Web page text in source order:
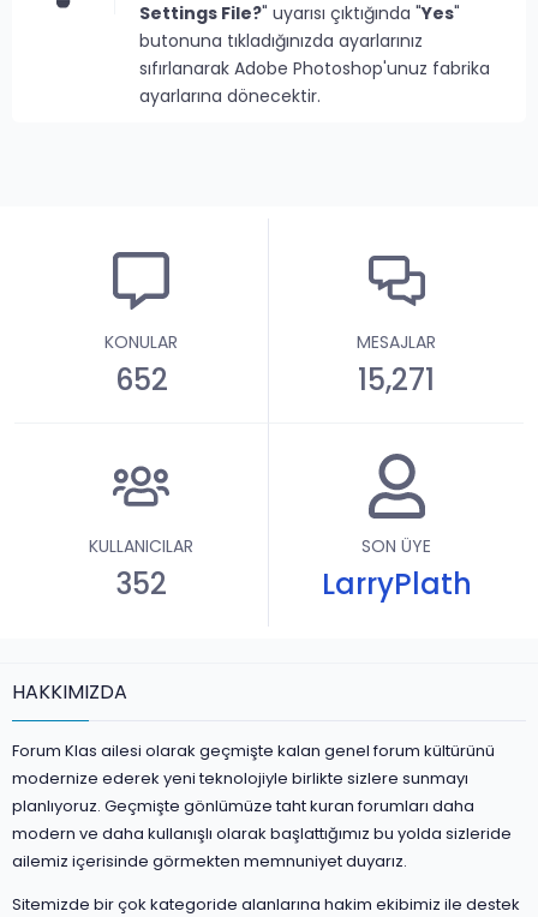
Settings File?" uyarısı çıktığında "Yes"
butonuna tıkladığınızda ayarlarınız
sıfırlanarak Adobe Photoshop'unuz fabrika
ayarlarına dönecektir.
KONULAR
652
MESAJLAR
15,271
KULLANICILAR
352
SON ÜYE
LarryPlath
HAKKIMIZDA
Forum Klas ailesi olarak geçmişte kalan genel forum kültürünü
modernize ederek yeni teknolojiyle birlikte sizlere sunmayı
planlıyoruz. Geçmişte gönlümüze taht kuran forumları daha
modern ve daha kullanışlı olarak başlattığımız bu yolda sizleride
ailemiz içerisinde görmekten memnuniyet duyarız.
Sitemizde bir çok kategoride alanlarına hakim ekibimiz ile destek